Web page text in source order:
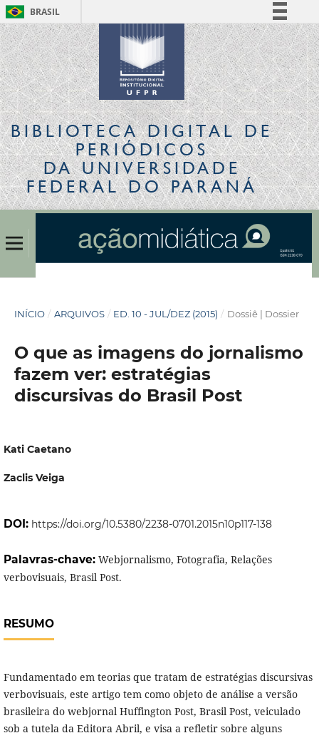
BRASIL
Simplifique!
Comunica BR
Participe
Acesso à informação
Legislação
Canais
BIBLIOTECA DIGITALDE
PERIÓDICOS
DA UNIVERSIDADE
FEDERAL DO PARANÁ
INÍCIO / ARQUIVOS / ED. 10 - JUL/DEZ (2015) / Dossiê | Dossier
O que as imagens do jornalismo
fazem ver: estratégias
discursivas do Brasil Post
Kati Caetano
Zaclis Veiga
DOI: https://doi.org/10.5380/2238-0701.2015n10p117-138
Palavras-chave: Webjornalismo, Fotografia, Relações
verbovisuais, Brasil Post.
RESUMO
Fundamentado em teorias que tratam de estratégias discursivas
verbovisuais, este artigo tem como objeto de análise a versão
brasileira do webjornal Huffington Post, Brasil Post, veiculado
sob a tutela da Editora Abril, e visa a refletir sobre alguns